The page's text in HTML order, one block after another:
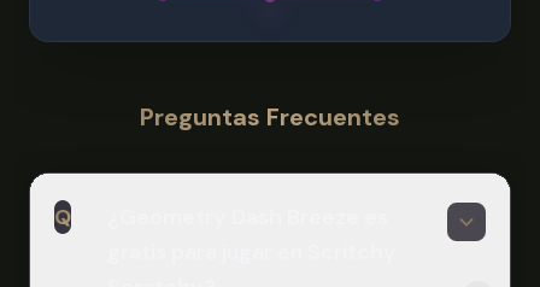
Preguntas Frecuentes
Q